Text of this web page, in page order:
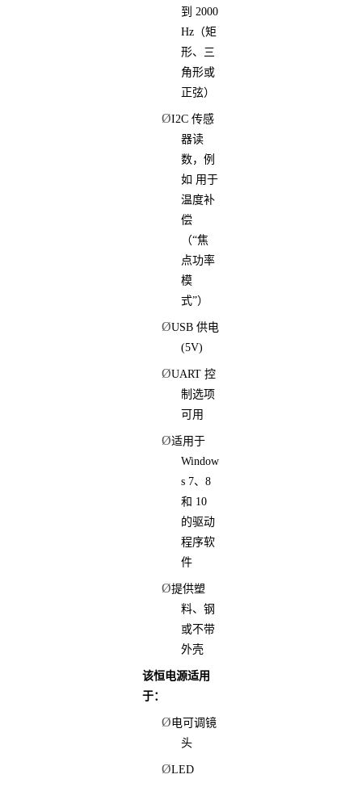
到 2000
Hz（矩
形、三
角形或
正弦）
ØI2C 传感
器读
数，例
如 用于
温度补
偿
（“焦
点功率
模
式”）
ØUSB 供电
(5V)
ØUART 控
制选项
可用
Ø适用于
Window
s 7、8
和 10
的驱动
程序软
件
Ø提供塑
料、钢
或不带
外壳
该恒电源适用
于：
Ø电可调镜
头
ØLED